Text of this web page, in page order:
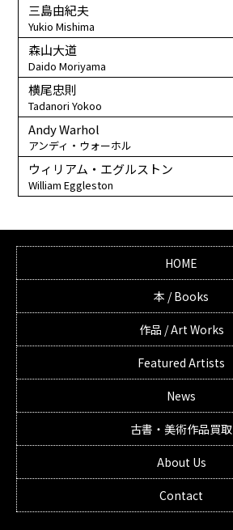
三島由紀夫
Yukio Mishima
森山大道
Daido Moriyama
横尾忠則
Tadanori Yokoo
Andy Warhol
アンディ・ウォーホル
ウィリアム・エグルストン
William Eggleston
HOME
本 / Books
作品 / Art Works
Featured Artists
News
古書・美術作品買取
About Us
Contact